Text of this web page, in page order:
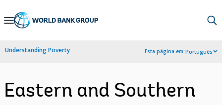
Skip
Navigation
Understanding Poverty Esta página em:Português
Eastern and Southern